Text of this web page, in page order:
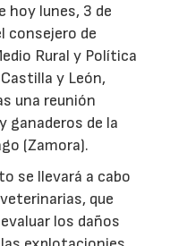
hoy lunes, 3 de
consejero de
Rural y Política
y León,
una reunión
ganaderos de la
(Zamora).
se llevará a cabo
que
los daños